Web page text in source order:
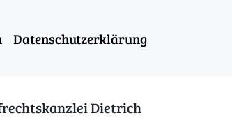
Datenschutzerklärung
Dietrich